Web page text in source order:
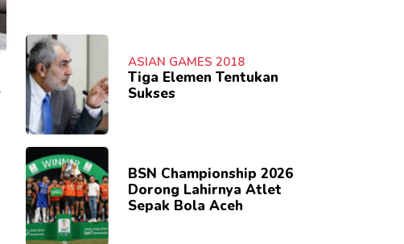
ASIAN GAMES 2018
Tiga Elemen Tentukan
Sukses
BSN Championship 2026
Dorong Lahirnya Atlet
Sepak Bola Aceh